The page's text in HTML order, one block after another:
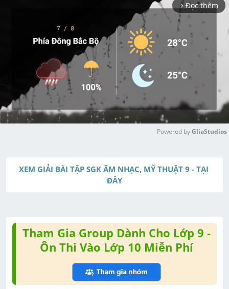
arrow_forward_ios Đọc thêm
t
Powered by GliaStudios
XEM GIẢI BÀI TẬP SGK ÂM NHẠC, MỸ THUẬT 9 - TẠI
ĐÂY
Tham Gia Group Dành Cho Lớp 9 -
Ôn Thi Vào Lớp 10 Miễn Phí